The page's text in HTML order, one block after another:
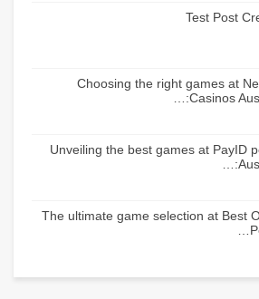
Test Post
Choosing the right games at
Casinos
Unveiling the best games at PayID
The ultimate game selection at Best